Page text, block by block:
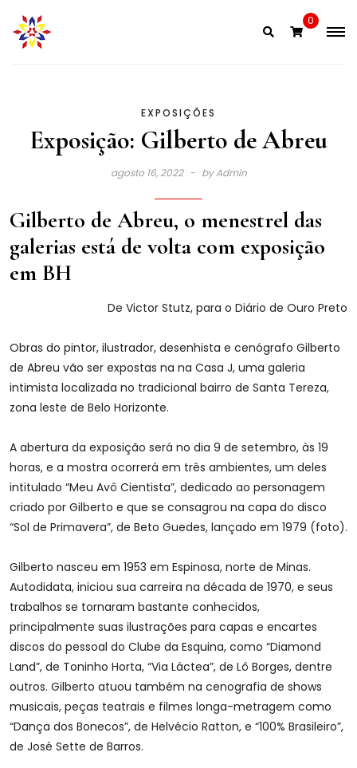
content
0
EXPOSIÇÕES
Exposição: Gilberto de Abreu
agosto 16, 2022 byAdmin
Gilberto de Abreu, o menestrel das
galerias está de volta com exposição
em BH
De Victor Stutz, para o Diário de Ouro Preto
Obras do pintor, ilustrador, desenhista e cenógrafo Gilberto
de Abreu vão ser expostas na na Casa J, uma galeria
intimista localizada no tradicional bairro de Santa Tereza,
zona leste de Belo Horizonte.
A abertura da exposição será no dia 9 de setembro, às 19
horas, e a mostra ocorrerá em três ambientes, um deles
intitulado “Meu Avô Cientista”, dedicado ao personagem
criado por Gilberto e que se consagrou na capa do disco
“Sol de Primavera”, de Beto Guedes, lançado em 1979 (foto).
Gilberto nasceu em 1953 em Espinosa, norte de Minas.
Autodidata, iniciou sua carreira na década de 1970, e seus
trabalhos se tornaram bastante conhecidos,
principalmente suas ilustrações para capas e encartes
discos do pessoal do Clube da Esquina, como “Diamond
Land”, de Toninho Horta, “Via Láctea”, de Lô Borges, dentre
outros. Gilberto atuou também na cenografia de shows
musicais, peças teatrais e filmes longa-metragem como
“Dança dos Bonecos”, de Helvécio Ratton, e “100% Brasileiro”,
de José Sette de Barros.